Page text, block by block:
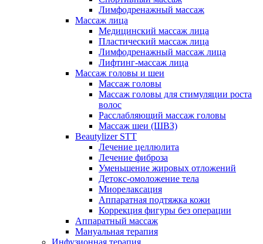
Лимфодренажный массаж
Массаж лица
Медицинский массаж лица
Пластический массаж лица
Лимфодренажный массаж лица
Лифтинг-массаж лица
Массаж головы и шеи
Массаж головы
Массаж головы для стимуляции роста
волос
Расслабляющий массаж головы
Массаж шеи (ШВЗ)
Beautylizer STT
Лечение целлюлита
Лечение фиброза
Уменьшение жировых отложений
Детокс-омоложение тела
Миорелаксация
Аппаратная подтяжка кожи
Коррекция фигуры без операции
Аппаратный массаж
Мануальная терапия
Инфузионная терапия